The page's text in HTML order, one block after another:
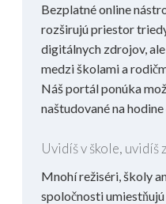
Bezplatné online
rozširujú priestor
digitálnych zdrojov,
medzi školami a
Náš portál ponúka
naštudované na
Uvidíš v škole, uvidíš
Mnohí režiséri, školy
spoločnosti